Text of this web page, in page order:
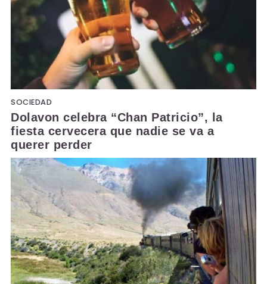
SOCIEDAD
Dolavon celebra “Chan Patricio”, la
fiesta cervecera que nadie se va a
querer perder